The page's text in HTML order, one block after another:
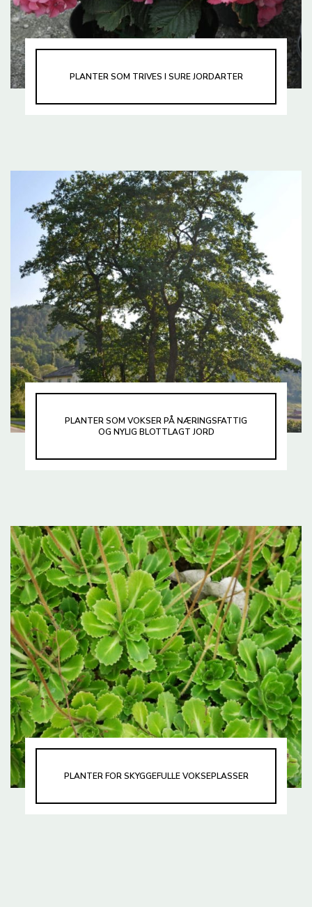
PLANTER SOM TRIVES I SURE JORDARTER
PLANTER SOM VOKSER PÅ NÆRINGSFATTIG
OG NYLIG BLOTTLAGT JORD
PLANTER FOR SKYGGEFULLE VOKSEPLASSER